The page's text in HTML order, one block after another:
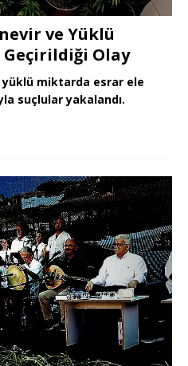
ve Yüklü
Olay
yüklü miktarda esrar ele
suçlular yakalandı.